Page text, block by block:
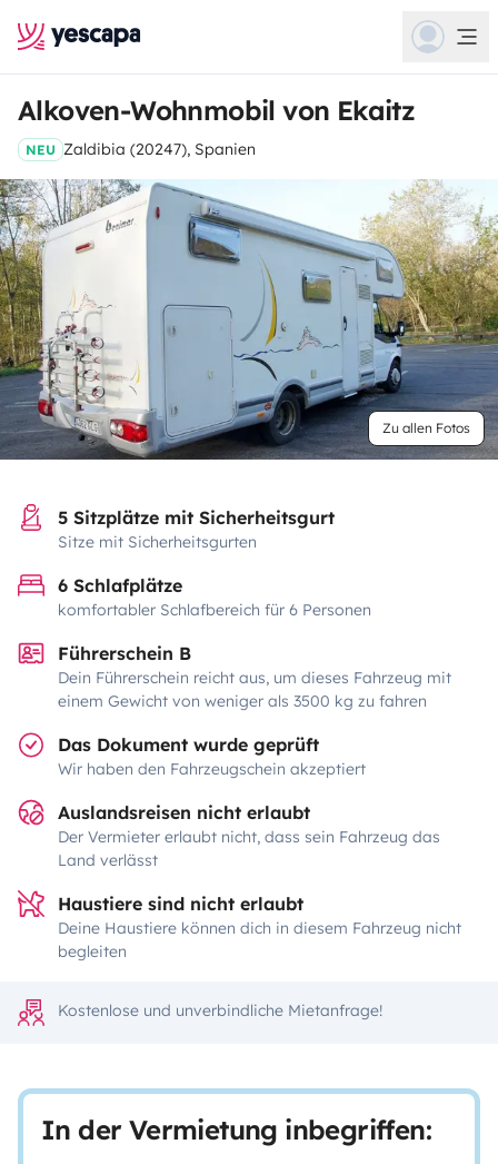
Alkoven-Wohnmobil von Ekaitz
NEU Zaldibia (20247), Spanien
Zu allen Fotos
5 Sitzplätze mit Sicherheitsgurt
Sitze mit Sicherheitsgurten
6 Schlafplätze
komfortabler Schlafbereich für 6 Personen
Führerschein B
Dein Führerschein reicht aus, um dieses Fahrzeug mit
einem Gewicht von weniger als 3500 kg zu fahren
Das Dokument wurde geprüft
Wir haben den Fahrzeugschein akzeptiert
Auslandsreisen nicht erlaubt
Der Vermieter erlaubt nicht, dass sein Fahrzeug das
Land verlässt
Haustiere sind nicht erlaubt
Deine Haustiere können dich in diesem Fahrzeug nicht
begleiten
Kostenlose und unverbindliche Mietanfrage!
In der Vermietung inbegriffen: